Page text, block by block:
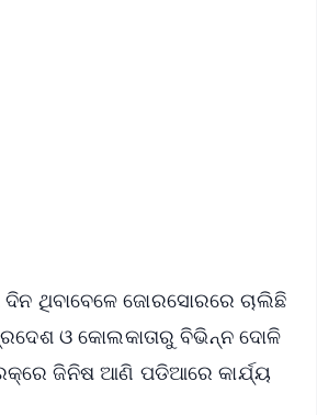
ଦିନ ଥିବାବେଳେ ଜୋରସୋରରେ ଚାଲିଛି
ଓ କୋଲକାତାରୁ ବିଭିନ୍ନ ଦୋଳି
ଜିନିଷ ଆଣି ପଡିଆରେ କାର୍ଯ୍ୟ